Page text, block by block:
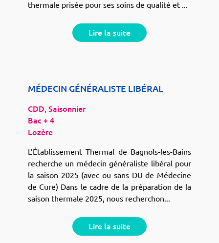
thermale prisée pour ses soins de qualité et ...
Lire la suite
MÉDECIN GÉNÉRALISTE LIBÉRAL
CDD, Saisonnier
Bac + 4
Lozère
L’Établissement Thermal de Bagnols-les-Bains
recherche un médecin généraliste libéral pour
la saison 2025 (avec ou sans DU de Médecine
de Cure) Dans le cadre de la préparation de la
saison thermale 2025, nous recherchon...
Lire la suite